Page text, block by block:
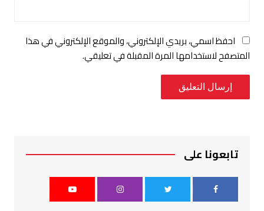
احفظ اسمي، بريدي الإلكتروني، والموقع الإلكتروني في هذا
المتصفح لاستخدامها المرة المقبلة في تعليقي.
تابعونا على